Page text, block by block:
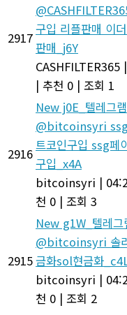
2917
구입 리플판매 이
판매_j6Y
CASHFILTER365 |
| 추천 0 | 조회 1
2916
New j0E_텔레그램
@bitcoinsyri ssg
트코인구입 ssg페
구입_x4A
bitcoinsyri |
천 0 | 조회 3
2915
New g1W_텔레그
@bitcoinsyri 솔
금화sol현금화
bitcoinsyri |
천 0 | 조회 2